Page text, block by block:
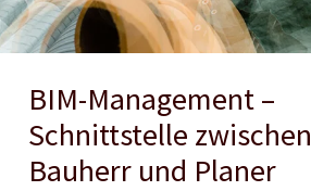
BIM-Management –
Schnittstelle zwischen
Bauherr und Planer